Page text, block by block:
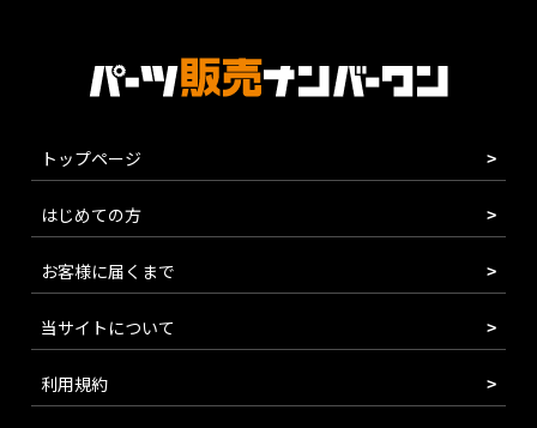
トップページ
はじめての方
お客様に届くまで
当サイトについて
利用規約